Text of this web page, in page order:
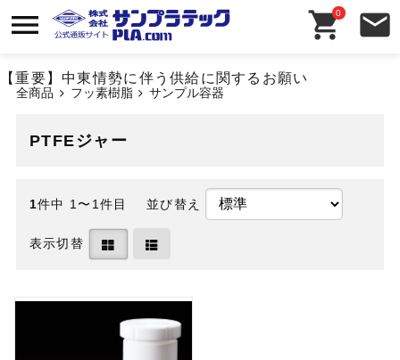
【重要】中東情勢に伴う供給に関するお願い
0
全商品 フッ素樹脂 サンプル容器
PTFEジャー
1件中 1〜1件目 並び替え
表示切替